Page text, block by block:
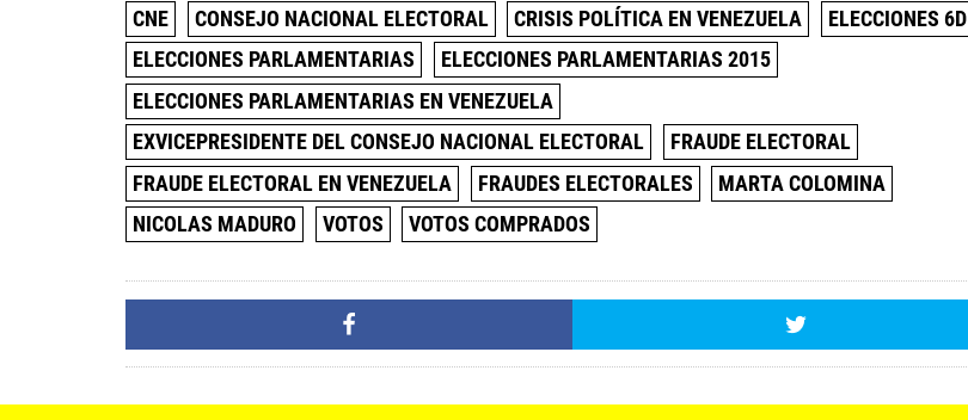
CNE CONSEJO NACIONAL ELECTORAL CRISIS POLÍTICA EN VENEZUELA
ELECCIONES 6D
ELECCIONES PARLAMENTARIAS
ELECCIONES PARLAMENTARIAS 2015
ELECCIONES PARLAMENTARIAS EN VENEZUELA
EXVICEPRESIDENTE DEL CONSEJO NACIONAL ELECTORAL
FRAUDE ELECTORAL
FRAUDE ELECTORAL EN VENEZUELA
FRAUDES ELECTORALES
MARTA COLOMINA
NICOLAS MADURO
VOTOS VOTOS COMPRADOS